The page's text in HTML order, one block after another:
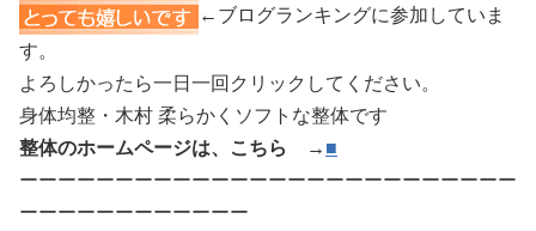
←ブログランキングに参加していま
す。
よろしかったら一日一回クリックしてください。
身体均整・木村 柔らかくソフトな整体です
整体のホームページは、こちら → ■
ーーーーーーーーーーーーーーーーーーーーーーーーーー
ーーーーーーーーーーーー